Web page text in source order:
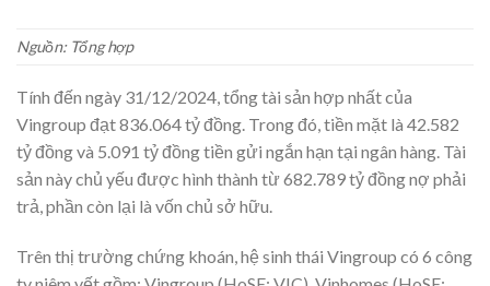
Nguồn: Tổng hợp
Tính đến ngày 31/12/2024, tổng tài sản hợp nhất của
Vingroup đạt 836.064 tỷ đồng. Trong đó, tiền mặt là 42.582
tỷ đồng và 5.091 tỷ đồng tiền gửi ngắn hạn tại ngân hàng. Tài
sản này chủ yếu được hình thành từ 682.789 tỷ đồng nợ phải
trả, phần còn lại là vốn chủ sở hữu.
Trên thị trường chứng khoán, hệ sinh thái Vingroup có 6 công